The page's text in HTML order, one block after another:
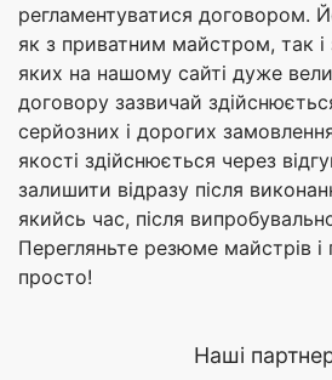
регламентуватися договором.
як з приватним майстром, так і
яких на нашому сайті дуже
договору зазвичай
серйозних і дорогих
якості здійснюється через
залишити відразу після
якийсь час, після
Перегляньте резюме майстрів
просто!
Наші